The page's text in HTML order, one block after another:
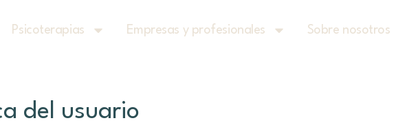
Psicoterapias Empresas y profesionales Sobre nosotros
del usuario